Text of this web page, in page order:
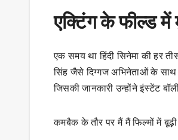
एक्टिंग के फील्ड में
एक समय था हिंदी सिनेमा की हर
सिंह जैसे दिग्गज अभिनेताओं के साथ
जिसकी जानकारी उन्होंने इंस्टेंट
कमबैक के तौर पर मैं मैं फिल्मों में